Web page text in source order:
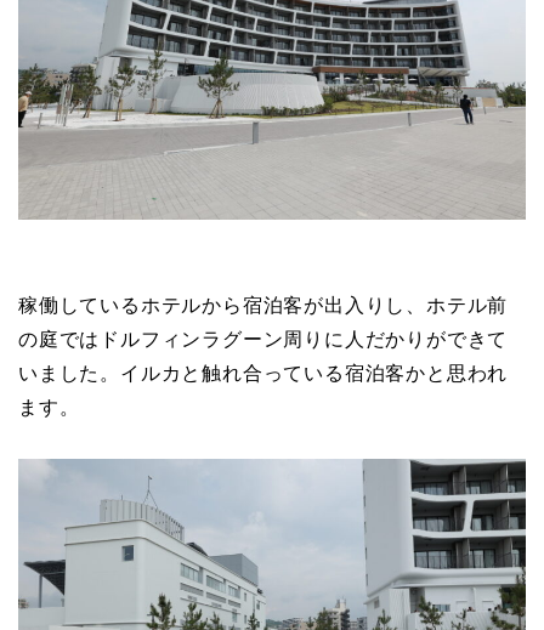
稼働しているホテルから宿泊客が出入りし、ホテル前
の庭ではドルフィンラグーン周りに人だかりができて
いました。イルカと触れ合っている宿泊客かと思われ
ます。